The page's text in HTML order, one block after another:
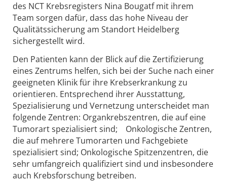
des NCT Krebsregisters Nina Bougatf mit ihrem
Team sorgen dafür, dass das hohe Niveau der
Qualitätssicherung am Standort Heidelberg
sichergestellt wird.
Den Patienten kann der Blick auf die Zertifizierung
eines Zentrums helfen, sich bei der Suche nach einer
geeigneten Klinik für ihre Krebserkrankung zu
orientieren. Entsprechend ihrer Ausstattung,
Spezialisierung und Vernetzung unterscheidet man
folgende Zentren: Organkrebszentren, die auf eine
Tumorart spezialisiert sind; Onkologische Zentren,
die auf mehrere Tumorarten und Fachgebiete
spezialisiert sind; Onkologische Spitzenzentren, die
sehr umfangreich qualifiziert sind und insbesondere
auch Krebsforschung betreiben.